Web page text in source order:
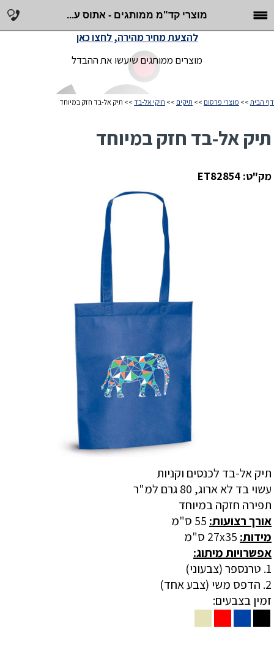
מוצרי קד"מ ממותגים - אתוס ע...
מוצרים ממותגים שיעשו את ההבדל
להצעת מחיר מהירה, לחצו כאן
דף הבית >> מוצרי פרסום >> תיקים >> תיקי אל-בד >> תיק אל-בד חזק במיוחד
תיק אל-בד חזק במיוחד
מק"ט: ET82854
תיק אל-בד לכנסים וקניות
עשוי בד לא ארוג, 80 גרם למ"ר
תפירה חזקה במיוחד
אורך רצועות:
מידות:
אפשרויות מיתוג:
1. טרנספר (צבעוני)
2. הדפס משי (צבע אחד)
זמין בצבעים: